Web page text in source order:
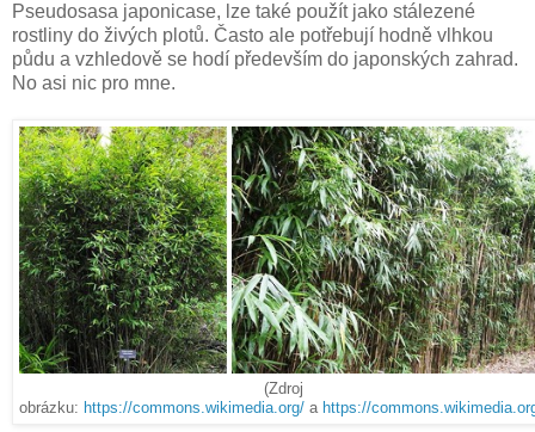
Pseudosasa japonicase, lze také použít jako stálezené
rostliny do živých plotů. Často ale potřebují hodně vlhkou
půdu a vzhledově se hodí především do japonských zahrad.
No asi nic pro mne.
(Zdroj
obrázku: https://commons.wikimedia.org/ a https://